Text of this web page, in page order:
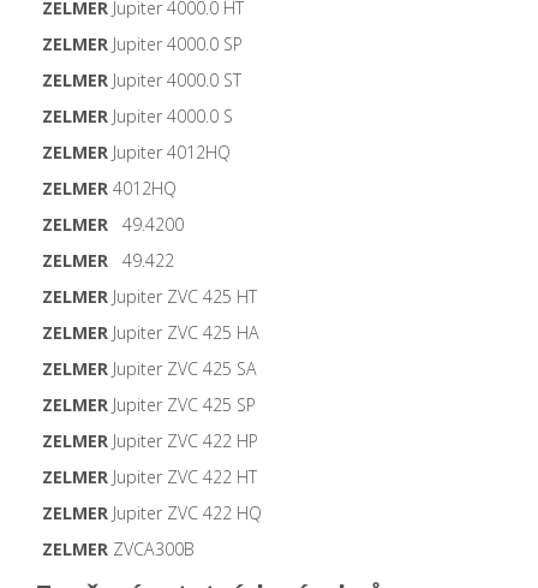
ZELMER Jupiter 4000.0 HT
ZELMER Jupiter 4000.0 SP
ZELMER Jupiter 4000.0 ST
ZELMER Jupiter 4000.0 S
ZELMER Jupiter 4012HQ
ZELMER 4012HQ
ZELMER 49.4200
ZELMER 49.422
ZELMER Jupiter ZVC 425 HT
ZELMER Jupiter ZVC 425 HA
ZELMER Jupiter ZVC 425 SA
ZELMER Jupiter ZVC 425 SP
ZELMER Jupiter ZVC 422 HP
ZELMER Jupiter ZVC 422 HT
ZELMER Jupiter ZVC 422 HQ
ZELMER ZVCA300B